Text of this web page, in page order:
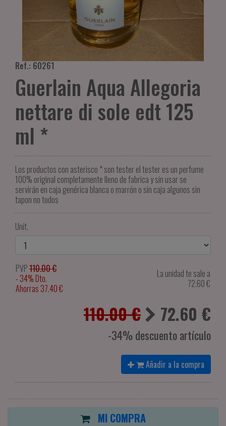
Ref.: 60261
Guerlain Aqua Allegoria
nettare di sole edt 125
ml *
Los productos con asterisco * son tester el tester es un perfume
100% original completamente lleno de fabrica y sin usar se
servirán en caja genérica blanca o marrón o sin caja algunos sin
tapon no todos
Unit.
PVP110.00 €
- 34% Dto.
Ahorras 37.40 €
La unidad te sale a
72.60€
110.00 € 72.60 €
-34% descuento artículo
Añadir a la compra
MI COMPRA